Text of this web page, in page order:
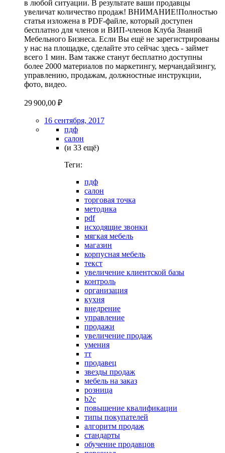
в любой ситуации. В результате ваши продавцы
увеличат количество продаж! ВНИМАНИЕ!Полностью
статья изложена в PDF-файле, который доступен
бесплатно для членов и ВИП-членов Клуба Знаний
Мебельного Бизнеса. Если Вы ещё не зарегистрированы
у нас на площадке, сделайте это сейчас здесь - займет
всего 1 мин. Вам также станут бесплатно доступны
более 2000 материалов по маркетингу, мерчандайзингу,
управлению, продажам, должностные инструкции,
фото, видео.
29 900,00 ₽
16 сентября, 2017
пдф
салон
(и 33 ещё)
Теги:
пдф
салон
торговая точка
методика
pdf
исходящие звонки
мягкая мебель
магазин
корпусная мебель
текст
увеличение клиентской базы
контроль
организация
кухня
внедрение
управление
продажи
увеличение продаж
умения
тт
продавец
звезды продаж
мебель на заказ
розница
b2c
повышение квалификации
типы покупателей
алгоритм продаж
стандарты
обучение продавцов